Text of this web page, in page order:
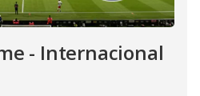
- Internacional